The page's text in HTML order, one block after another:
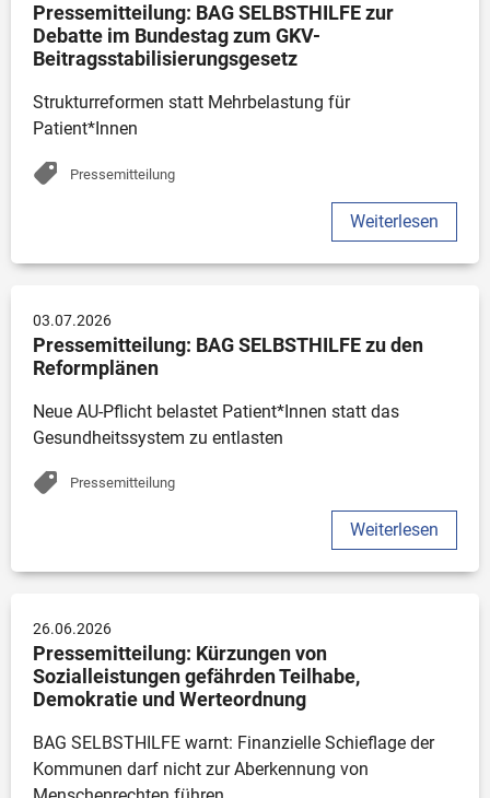
Pressemitteilung: BAG SELBSTHILFE zur
Debatte im Bundestag zum GKV-
Beitragsstabilisierungsgesetz
Strukturreformen statt Mehrbelastung für
Patient*Innen
Pressemitteilung
Weiterlesen
03.07.2026
Pressemitteilung: BAG SELBSTHILFE zu den
Reformplänen
Neue AU-Pflicht belastet Patient*Innen statt das
Gesundheitssystem zu entlasten
Pressemitteilung
Weiterlesen
26.06.2026
Pressemitteilung: Kürzungen von
Sozialleistungen gefährden Teilhabe,
Demokratie und Werteordnung
BAG SELBSTHILFE warnt: Finanzielle Schieflage der
Kommunen darf nicht zur Aberkennung von